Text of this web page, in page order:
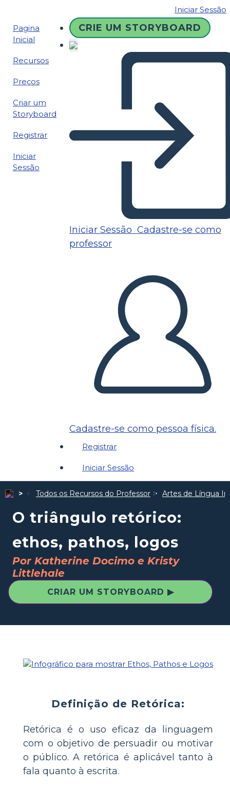
Iniciar Sessão
Pagina
Inicial
Recursos
Preços
Criar um
Storyboard
Registrar
Iniciar
Sessão
CRIE UM STORYBOARD
Iniciar Sessão Cadastre-se como
professor
Cadastre-se como pessoa física.
Registrar
Iniciar Sessão
Todos os Recursos do Professor Artes de Língua
O triângulo retórico:
ethos, pathos, logos
Por Katherine Docimo e Kristy
Littlehale
CRIAR UM STORYBOARD ▶
Definição de Retórica:
Retórica é o uso eficaz da linguagem
com o objetivo de persuadir ou motivar
o público. A retórica é aplicável tanto à
fala quanto à escrita.